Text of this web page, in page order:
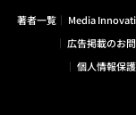
著者一覧 Media
広告掲載のお
個人情報保